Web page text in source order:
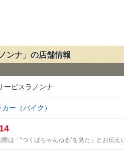
ンナ」の店舗情報
ービスラノンナ
カー（バイク）
は「“つくばちゃんねる”を見た」とお伝え